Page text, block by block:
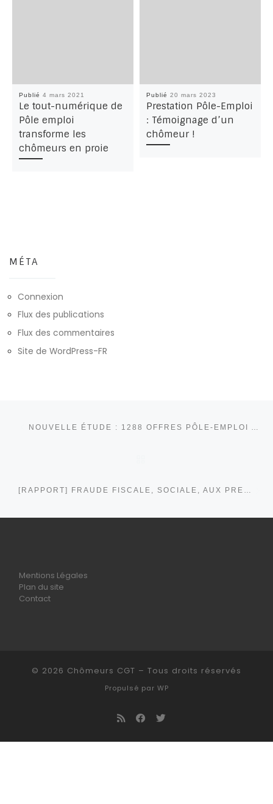
Publié4 mars 2021
Le tout-numérique de
Pôle emploi
transforme les
chômeurs en proie
Publié20 mars 2023
Prestation Pôle-Emploi
: Témoignage d’un
chômeur !
MÉTA
Connexion
Flux des publications
Flux des commentaires
Site de WordPress-FR
[RAPPORT] FRAUDE FISCALE, SOCIALE, AUX PRESTATIONS SOCIALES : NE PAS SE TROMPER DE CIBLE
Mentions Légales
Plan du site
Contact
© 2026 Chômeurs CGT – Tous droits réservés
Propulsé par WP